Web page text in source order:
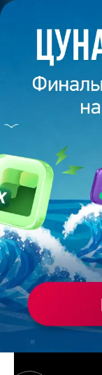
Главная /Банк
Моё избранное
Работа
студента